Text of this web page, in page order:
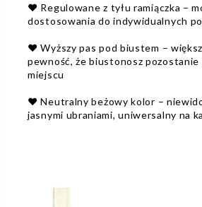
❤️ Regulowane z tyłu ramiączka –
dostosowania do indywidualnych
❤️Wyższy pas pod biustem –
pewność, że biustonosz pozostanie
miejscu
❤️Neutralny beżowy kolor –
jasnymi ubraniami, uniwersalny na